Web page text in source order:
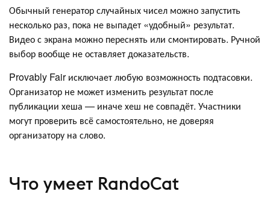
Обычный генератор случайных чисел можно запустить
несколько раз, пока не выпадет «удобный» результат.
Видео с экрана можно переснять или смонтировать. Ручной
выбор вообще не оставляет доказательств.
Provably Fair исключает любую возможность подтасовки.
Организатор не может изменить результат после
публикации хеша — иначе хеш не совпадёт. Участники
могут проверить всё самостоятельно, не доверяя
организатору на слово.
Что умеет RandoCat